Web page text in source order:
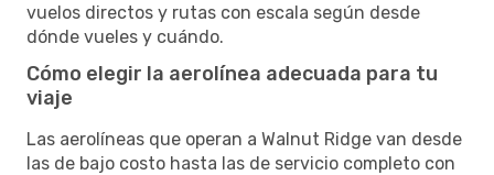
vuelos directos y rutas con escala según desde
dónde vueles y cuándo.
Cómo elegir la aerolínea adecuada para tu
viaje
Las aerolíneas que operan a Walnut Ridge van desde
las de bajo costo hasta las de servicio completo con